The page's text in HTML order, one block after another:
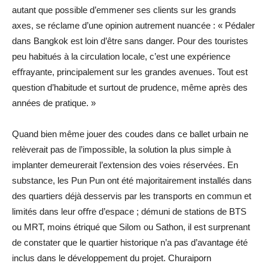
autant que possible d’emmener ses clients sur les grands
axes, se réclame d’une opinion autrement nuancée : « Pédaler
dans Bangkok est loin d’être sans danger. Pour des touristes
peu habitués à la circulation locale, c’est une expérience
eﬀrayante, principalement sur les grandes avenues. Tout est
question d’habitude et surtout de prudence, même après des
années de pratique. »
Quand bien même jouer des coudes dans ce ballet urbain ne
relèverait pas de l’impossible, la solution la plus simple à
implanter demeurerait l’extension des voies réservées. En
substance, les Pun Pun ont été majoritairement installés dans
des quartiers déjà desservis par les transports en commun et
limités dans leur oﬀre d’espace ; démuni de stations de BTS
ou MRT, moins étriqué que Silom ou Sathon, il est surprenant
de constater que le quartier historique n’a pas d’avantage été
inclus dans le développement du projet. Churaiporn